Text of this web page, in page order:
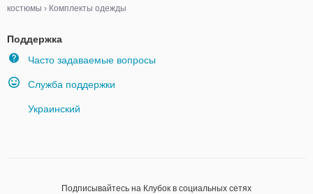
костюмы › Комплекты одежды
Поддержка
Часто задаваемые вопросы
Служба поддержки
Украинский
Подписывайтесь на Клубок в социальных сетях